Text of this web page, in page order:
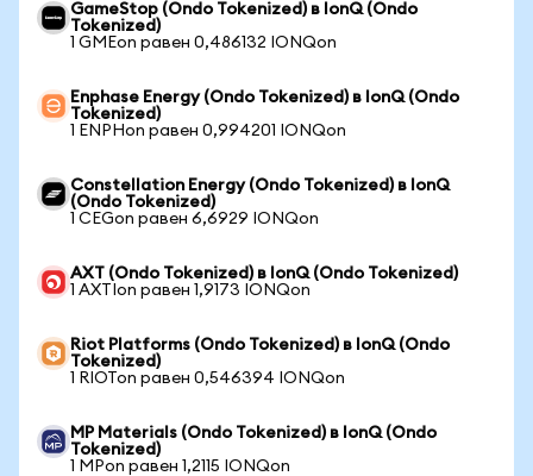
GameStop (Ondo Tokenized) в IonQ (Ondo
Tokenized)
1 GMEon равен 0,486132 IONQon
Enphase Energy (Ondo Tokenized) в IonQ (Ondo
Tokenized)
1 ENPHon равен 0,994201 IONQon
Constellation Energy (Ondo Tokenized) в IonQ
(Ondo Tokenized)
1 CEGon равен 6,6929 IONQon
AXT (Ondo Tokenized) в IonQ (Ondo Tokenized)
1 AXTIon равен 1,9173 IONQon
Riot Platforms (Ondo Tokenized) в IonQ (Ondo
Tokenized)
1 RIOTon равен 0,546394 IONQon
MP Materials (Ondo Tokenized) в IonQ (Ondo
Tokenized)
1 MPon равен 1,2115 IONQon